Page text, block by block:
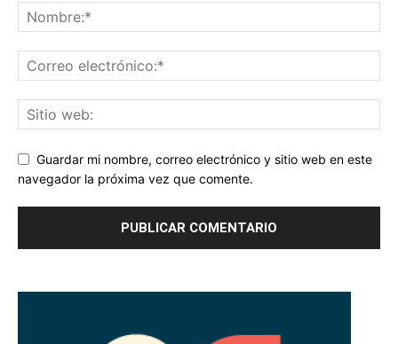
Guardar mi nombre, correo electrónico y sitio web en este
navegador la próxima vez que comente.